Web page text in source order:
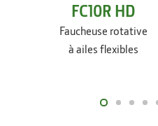
FC10R HD
Faucheuse rotative
à ailes flexibles